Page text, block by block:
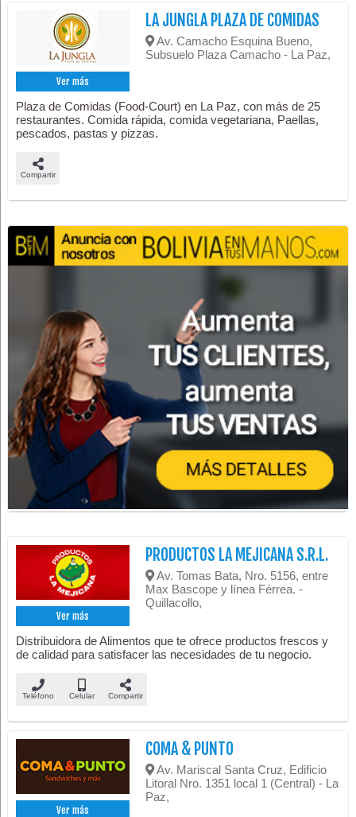
Ver más
LA JUNGLA PLAZA DE COMIDAS
Av. Camacho Esquina Bueno,
Subsuelo Plaza Camacho - La Paz,
Plaza de Comidas (Food-Court) en La Paz, con más de 25
restaurantes. Comida rápida, comida vegetariana, Paellas,
pescados, pastas y pizzas.
Compartir
Ver más
PRODUCTOS LA MEJICANA S.R.L.
Av. Tomas Bata, Nro. 5156, entre
Max Bascope y línea Férrea. -
Quillacollo,
Distribuidora de Alimentos que te ofrece productos frescos y
de calidad para satisfacer las necesidades de tu negocio.
Teléfono Celular Compartir
Ver más
COMA & PUNTO
Av. Mariscal Santa Cruz, Edificio
Litoral Nro. 1351 local 1 (Central) - La
Paz,